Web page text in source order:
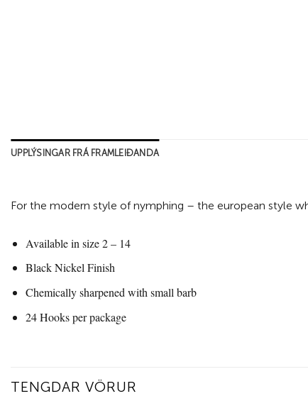
UPPLÝSINGAR FRÁ FRAMLEIÐANDA
For the modern style of nymphing – the european style
Available in size 2 – 14
Black Nickel Finish
Chemically sharpened with small barb
24 Hooks per package
TENGDAR VÖRUR